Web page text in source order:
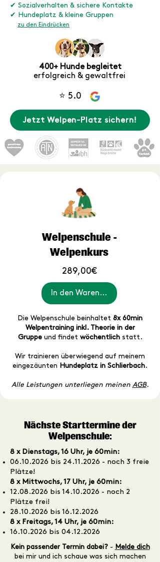
✔ Sozialverhalten & sichere Kontakte
✔ Hundeplatz & kleine Gruppen
zu den Eindrücken
400+ Hunde begleitet
erfolgreich & gewaltfrei
⭐ 5.0
Jetzt Welpen-Platz sichern!
Welpenschule -
Welpenkurs
289,00€Preis
In den Warenkorb
Die Welpenschule beinhaltet 8x 60min
Welpentraining inkl. Theorie in der
Gruppeund findet wöchentlich statt.
Wir trainieren überwiegend auf meinem
eingezäunten
Hundeplatz in Schlierbach.
Alle Leistungen unterliegen meinen AGB.
Nächste Starttermine der
Welpenschule:
8 x Dienstags, 16 Uhr, je 60min:
06.10.2026 bis 24.11.2026 - noch 3 freie
Plätze!
8 x Mittwochs, 17 Uhr, je 60min:
12.08.2026 bis 14.10.2026 - noch 2
Plätze frei!
28.10.2026 bis 16.12.2026
8 x Freitags, 14 Uhr, je 60min:
16.10.2026 bis 04.12.2026
Kein passender Termin dabei?-
Melde dich
bei mir und ich schaue was sich machen